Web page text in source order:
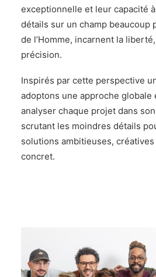
exceptionnelle et leur capacité
détails sur un champ beaucoup
de l’Homme, incarnent la
précision.
Inspirés par cette perspective
adoptons une approche globale
analyser chaque projet dans
scrutant les moindres détails
solutions ambitieuses,
concret.